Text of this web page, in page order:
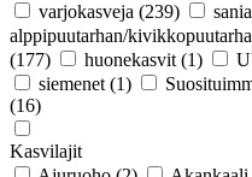
varjokasveja (239)
alppipuutarhan/
(177)
huonekasvit (1)
siemenet (1)
(16)
Kasvilajit